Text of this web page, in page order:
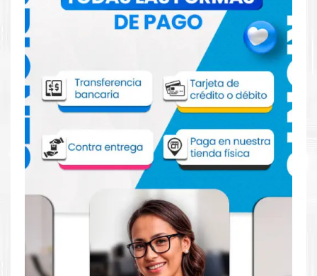
Comprar TINTA HP 954XL AMARILLO para
impresora HP 7720 7740
Aprovecha nuestra experiencia y atención para adquirir tus
productos. Tenemos promociones todos los días. Escríbenos o
visítanos hoy para encontrar la solución perfecta para tu
TINTA HP 954XL AMARILLO
para
impresoras 8210, 8216, 8218, 7740 , 8710, 8720, 8730, 8740.
Dónde comprar TINTA para impresora HP
7720 7740 en Lima o para provincia